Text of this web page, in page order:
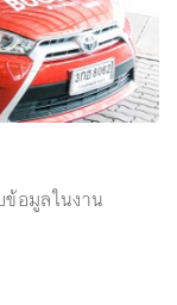
อมูลในงาน